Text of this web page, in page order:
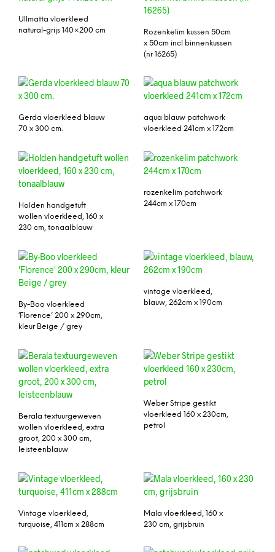
Ullmatta vloerkleed
natural-grijs 140×200 cm
Rozenkelim kussen 50cm
x 50cm incl binnenkussen
(nr 16265)
Gerda vloerkleed blauw
70 x 300 cm.
aqua blauw patchwork
vloerkleed 241cm x 172cm
Holden handgetuft
wollen vloerkleed, 160 x
230 cm, tonaalblauw
rozenkelim patchwork
244cm x 170cm
By-Boo vloerkleed
‘Florence’ 200 x 290cm,
kleur Beige / grey
vintage vloerkleed,
blauw, 262cm x 190cm
Berala textuurgeweven
wollen vloerkleed, extra
groot, 200 x 300 cm,
leisteenblauw
Weber Stripe gestikt
vloerkleed 160 x 230cm,
petrol
Vintage vloerkleed,
turquoise, 411cm x 288cm
Mala vloerkleed, 160 x
230 cm, grijsbruin